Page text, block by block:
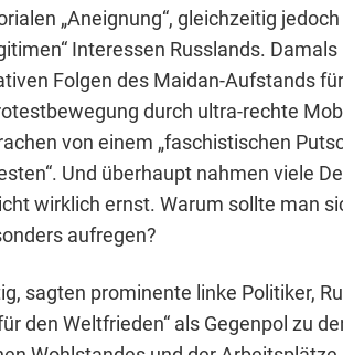
„Aneignung“, gleichzeitig
Interessen Russlands.
Folgen des Maidan-Aufstands
durch ultra-rechte
von einem „faschistischen
Und überhaupt nahmen viele
wirklich ernst. Warum sollte man
aufregen?
sagten prominente linke Politiker,
den Weltfrieden“ als Gegenpol zu